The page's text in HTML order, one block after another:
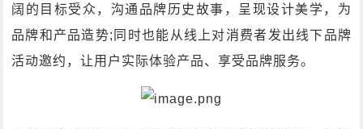
阔的目标受众，沟通品牌历史故事，呈现设计美学，为
品牌和产品造势;同时也能从线上对消费者发出线下品牌
活动邀约，让用户实际体验产品、享受品牌服务。